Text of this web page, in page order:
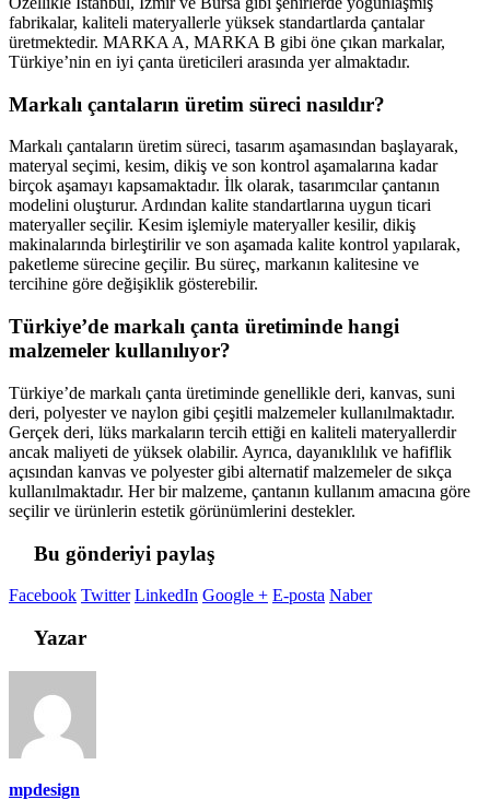
fabrikalar, kaliteli materyallerle yüksek standartlarda çantalar
üretmektedir. MARKA A, MARKA B gibi öne çıkan markalar,
Türkiye’nin en iyi çanta üreticileri arasında yer almaktadır.
Markalı çantaların üretim süreci nasıldır?
Markalı çantaların üretim süreci, tasarım aşamasından başlayarak,
materyal seçimi, kesim, dikiş ve son kontrol aşamalarına kadar
birçok aşamayı kapsamaktadır. İlk olarak, tasarımcılar çantanın
modelini oluşturur. Ardından kalite standartlarına uygun ticari
materyaller seçilir. Kesim işlemiyle materyaller kesilir, dikiş
makinalarında birleştirilir ve son aşamada kalite kontrol yapılarak,
paketleme sürecine geçilir. Bu süreç, markanın kalitesine ve
tercihine göre değişiklik gösterebilir.
Türkiye’de markalı çanta üretiminde hangi
malzemeler kullanılıyor?
Türkiye’de markalı çanta üretiminde genellikle deri, kanvas, suni
deri, polyester ve naylon gibi çeşitli malzemeler kullanılmaktadır.
Gerçek deri, lüks markaların tercih ettiği en kaliteli materyallerdir
ancak maliyeti de yüksek olabilir. Ayrıca, dayanıklılık ve hafiflik
açısından kanvas ve polyester gibi alternatif malzemeler de sıkça
kullanılmaktadır. Her bir malzeme, çantanın kullanım amacına göre
seçilir ve ürünlerin estetik görünümlerini destekler.
Bu gönderiyi paylaş
Facebook Twitter LinkedIn Google + E-posta Naber
Yazar
mpdesign